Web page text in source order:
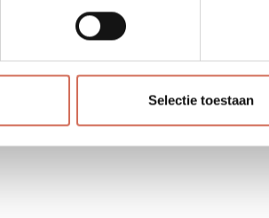
Selectie toestaan